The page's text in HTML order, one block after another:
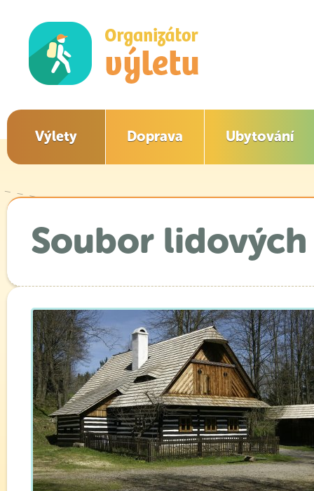
Výlety Doprava Ubytování
Soubor